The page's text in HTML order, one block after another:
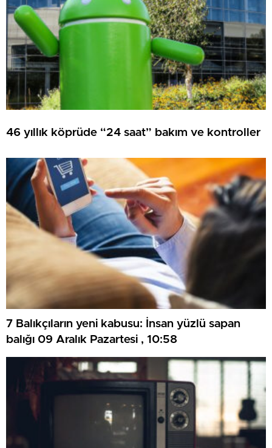
46 yıllık köprüde “24 saat” bakım ve kontroller
7 Balıkçıların yeni kabusu: İnsan yüzlü sapan
balığı 09 Aralık Pazartesi , 10:58